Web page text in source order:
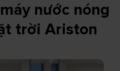
nước nóng
trời Ariston